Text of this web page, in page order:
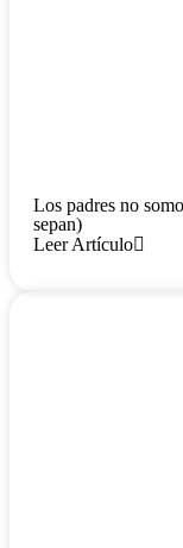
Los padres no
sepan)
Leer Artículo